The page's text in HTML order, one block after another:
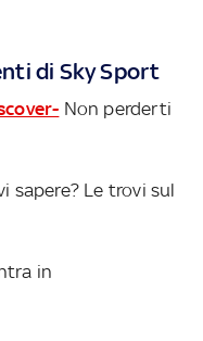
di Sky Sport
Non perderti
sapere? Le trovi sul
in